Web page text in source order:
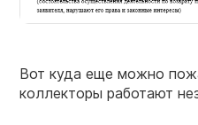
Вот куда еще можно
коллекторы работают